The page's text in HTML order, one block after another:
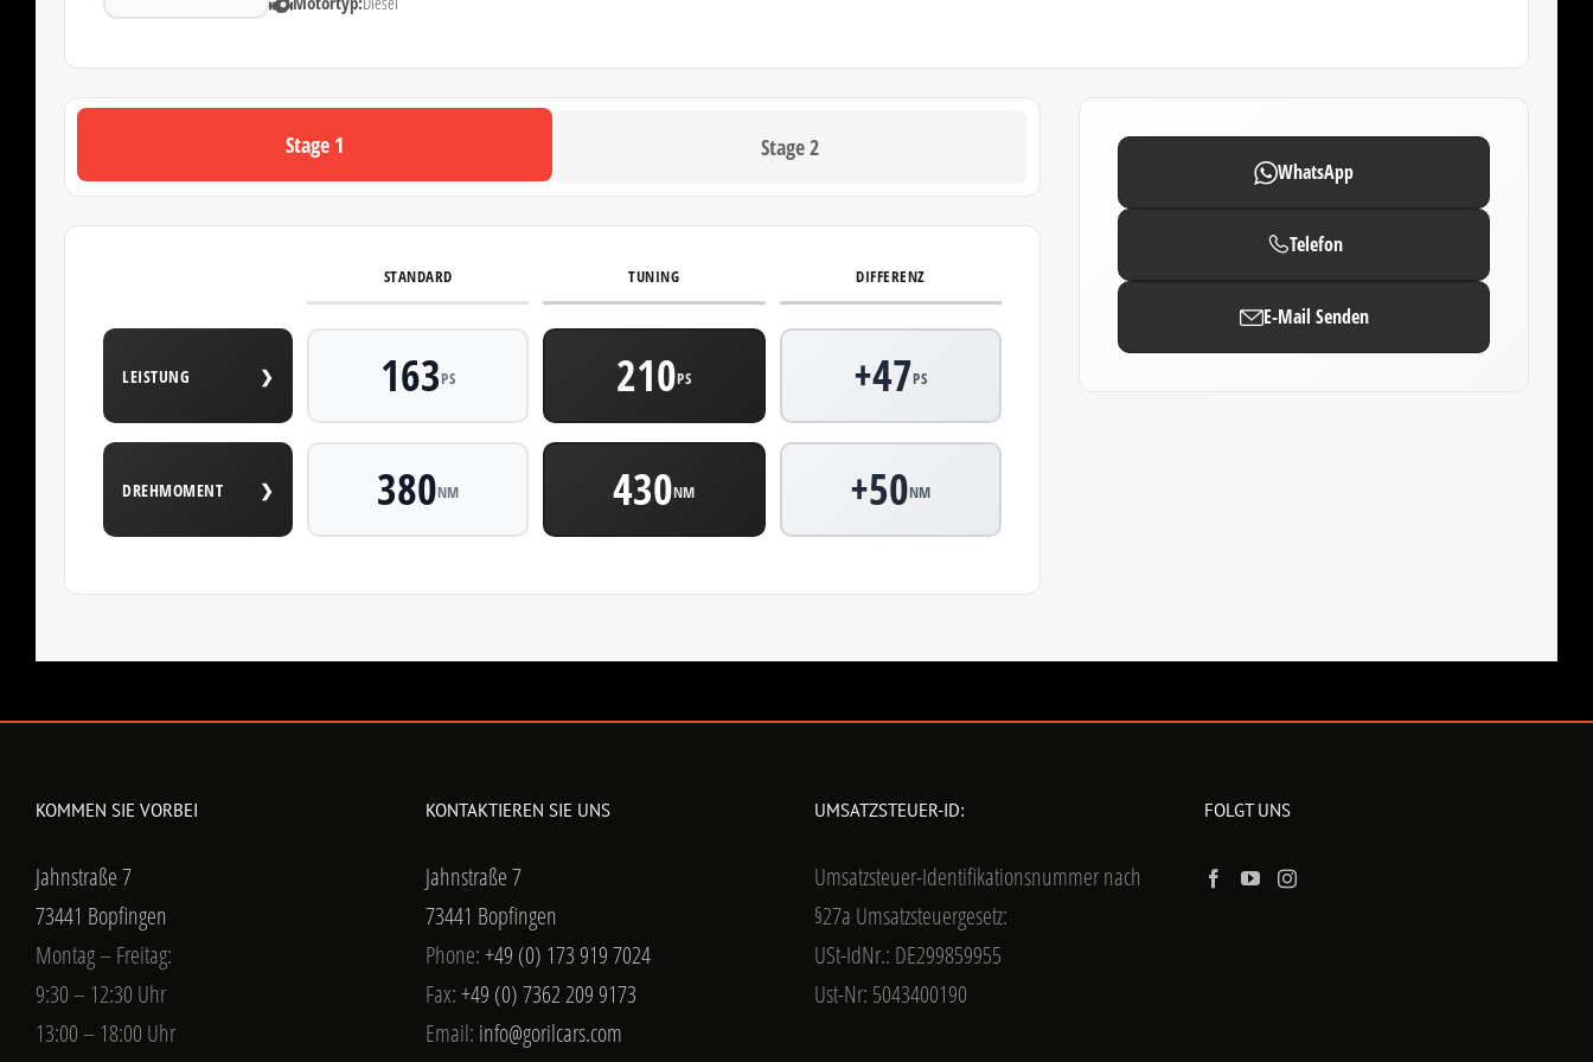
Stage 1 Stage 2
STANDARD TUNING DIFFERENZ
LEISTUNG ❯ 163PS 210PS +47PS
DREHMOMENT ❯ 380NM 430NM +50NM
WhatsApp
Telefon
E-Mail Senden
KOMMEN SIE VORBEI
Jahnstraße 7
73441 Bopfingen
Montag – Freitag:
9:30 – 12:30 Uhr
13:00 – 18:00 Uhr
KONTAKTIEREN SIE UNS
Jahnstraße 7
73441 Bopfingen
Phone:+49 (0) 173 919 7024
Fax:+49 (0) 7362 209 9173
Email: info@gorilcars.com
UMSATZSTEUER-ID:
Umsatzsteuer-Identifikationsnummer nach
§27a Umsatzsteuergesetz:
USt-IdNr.: DE299859955
Ust-Nr: 5043400190
FOLGT UNS